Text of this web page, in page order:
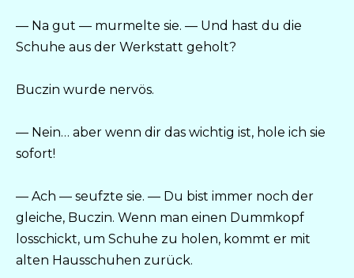
— Na gut — murmelte sie. — Und hast du die
Schuhe aus der Werkstatt geholt?
Buczin wurde nervös.
— Nein… aber wenn dir das wichtig ist, hole ich sie
sofort!
— Ach — seufzte sie. — Du bist immer noch der
gleiche, Buczin. Wenn man einen Dummkopf
losschickt, um Schuhe zu holen, kommt er mit
alten Hausschuhen zurück.